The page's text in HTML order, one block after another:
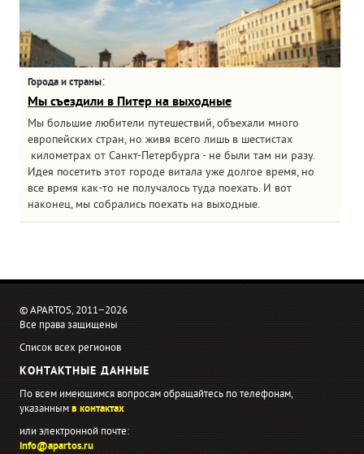
Города и страны:
Мы съездили в Питер на выходные
Мы большие любители путешествий, объехали много
европейских стран, но живя всего лишь в шестистах
километрах от Санкт-Петербурга - не были там ни разу.
Идея посетить этот городе витала уже долгое время, но
все время как-то не получалось туда поехать. И вот
наконец, мы собрались поехать на выходные.
© APARTOS, 2011−2026
Все права защищены
Список всех регионов
КОНТАКТНЫЕ ДАННЫЕ
По всем имеющимся вопросам обращайтесь по телефонам,
указаннымв контактах
или электронной почте:
info@apartos.ru